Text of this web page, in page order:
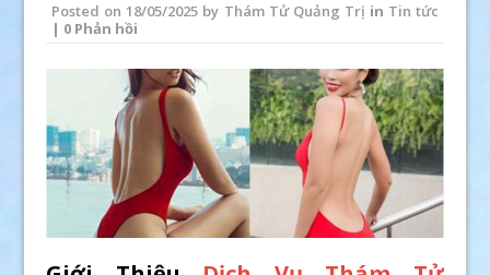
Posted on 18/05/2025 by Thám Tử Quảng Trị in Tin tức
| 0 Phản hồi